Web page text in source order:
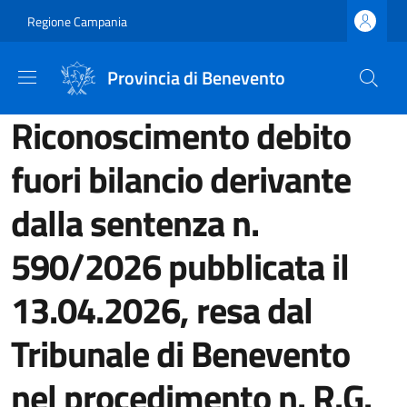
Regione Campania
Provincia di Benevento
Riconoscimento debito
fuori bilancio derivante
dalla sentenza n.
590/2026 pubblicata il
13.04.2026, resa dal
Tribunale di Benevento